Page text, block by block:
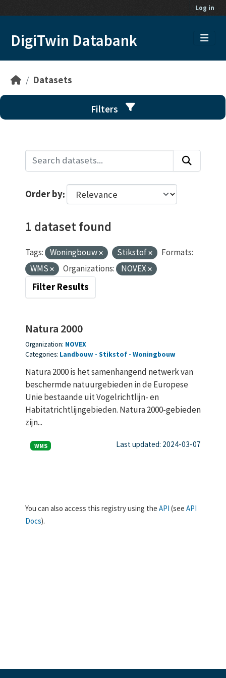
Log in
DigiTwin Databank
Datasets
Filters
Order by
1 dataset found
Tags: Woningbouw Stikstof
Formats:
WMS
Organizations: NOVEX
Filter Results
Natura 2000
Organization: NOVEX
Categories: Landbouw Stikstof Woningbouw
Natura 2000 is het samenhangend netwerk van
beschermde natuurgebieden in de Europese
Unie bestaande uit Vogelrichtlijn- en
Habitatrichtlijngebieden. Natura 2000-gebieden
zijn...
WMS Last updated: 2024-03-07
You can also access this registry using the API (see API
Docs).